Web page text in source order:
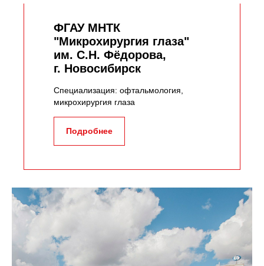
ФГАУ МНТК
"Микрохирургия глаза"
им. С.Н. Фёдорова,
г. Новосибирск
Специализация: офтальмология,
микрохирургия глаза
Подробнее